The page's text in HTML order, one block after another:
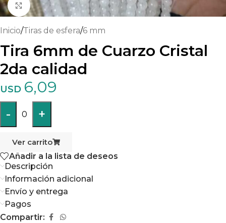
Haga clic para ampliar
Inicio/Tiras de esfera/6 mm
Tira 6mm de Cuarzo Cristal
2da calidad
USD 6,09
- 0 +
Ver carrito
Añadir a la lista de deseos
Descripción
Información adicional
Envío y entrega
Pagos
Compartir: